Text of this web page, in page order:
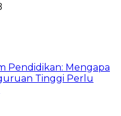
Pendidikan: Mengapa
Tinggi Perlu